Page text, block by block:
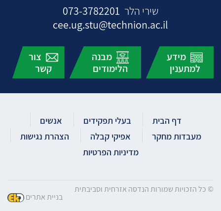
שירי הלר 073-3782201
cee.ug.stu@technion.ac.il
מידע
למתענין
מבנה
הלימודים
צור
קשר
דף הבית בעלי תפקידים
אנשים
מעבדות מחקר
אפיקי קבלה
הצהרת נגישות
מדיניות הפרטיות
© כל הזכויות שמורות הנדסה אזרחית וסביבתית
בניית אתרים